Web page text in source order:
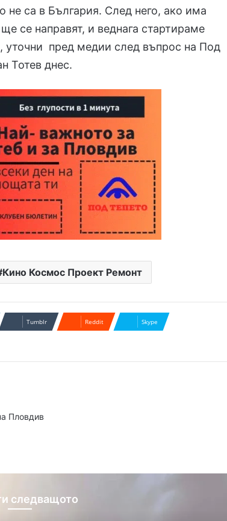
не са в България. След него, ако има
се направят, и веднага стартираме
уточни пред медии след въпрос на Под
Тотев днес.
Кино Космос Проект Ремонт
Tumblr Reddit Skype
Пловдив
следващото